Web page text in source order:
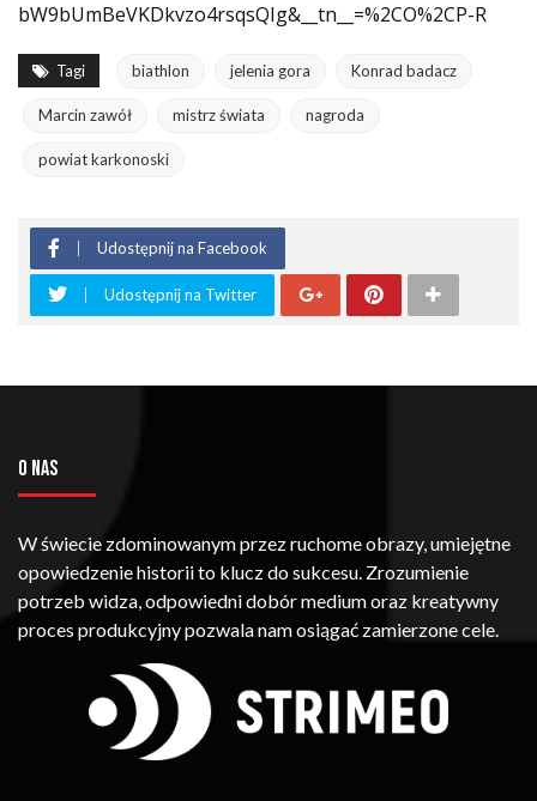
bW9bUmBeVKDkvzo4rsqsQIg&__tn__=%2CO%2CP-R
Tagi biathlon jelenia gora Konrad badacz
Marcin zawół mistrz świata nagroda
powiat karkonoski
Udostępnij na Facebook
Udostępnij na Twitter
O NAS
W świecie zdominowanym przez ruchome obrazy, umiejętne
opowiedzenie historii to klucz do sukcesu. Zrozumienie
potrzeb widza, odpowiedni dobór medium oraz kreatywny
proces produkcyjny pozwala nam osiągać zamierzone cele.